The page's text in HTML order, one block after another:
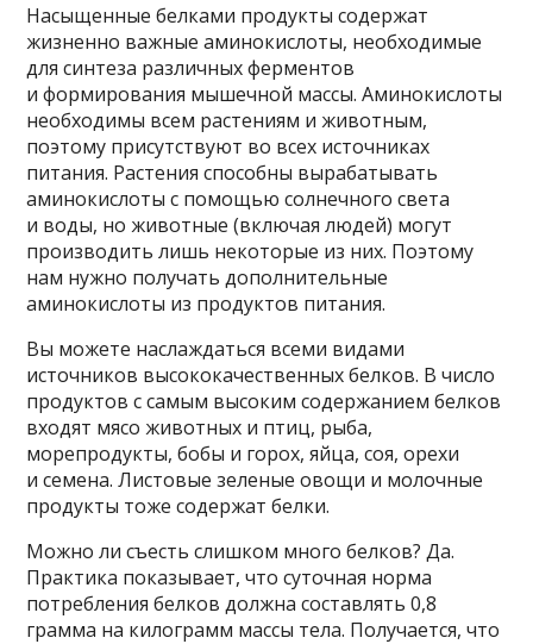
Насыщенные белками продукты содержат
жизненно важные аминокислоты, необходимые
для синтеза различных ферментов
и формирования мышечной массы. Аминокислоты
необходимы всем растениям и животным,
поэтому присутствуют во всех источниках
питания. Растения способны вырабатывать
аминокислоты с помощью солнечного света
и воды, но животные (включая людей) могут
производить лишь некоторые из них. Поэтому
нам нужно получать дополнительные
аминокислоты из продуктов питания.
Вы можете наслаждаться всеми видами
источников высококачественных белков. В число
продуктов с самым высоким содержанием белков
входят мясо животных и птиц, рыба,
морепродукты, бобы и горох, яйца, соя, орехи
и семена. Листовые зеленые овощи и молочные
продукты тоже содержат белки.
Можно ли съесть слишком много белков? Да.
Практика показывает, что суточная норма
потребления белков должна составлять 0,8
грамма на килограмм массы тела. Получается, что